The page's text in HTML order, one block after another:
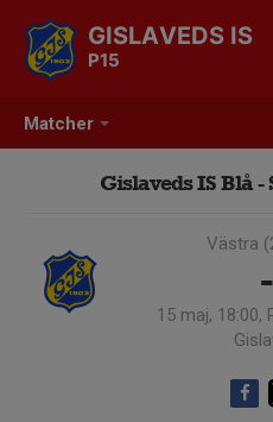
Matcher
GISLAVEDS IS
P15
Gislaveds IS Blå
Västra
-
15 maj, 18:00,